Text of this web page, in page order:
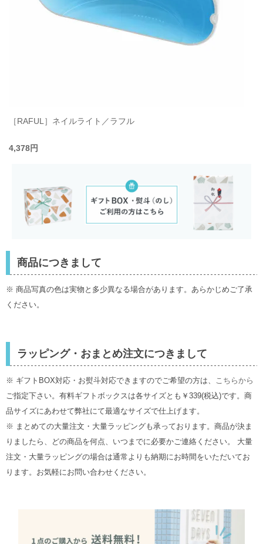
［RAFUL］ネイルライト／ラフル
4,378円
商品につきまして
※ 商品写真の色は実物と多少異なる場合があります。あらかじめご了承
ください。
ラッピング・おまとめ注文につきまして
※ ギフトBOX対応・お熨斗対応できますのでご希望の方は、 こちらから
ご指定下さい。有料ギフトボックスは各サイズとも￥339(税込)です。商
品サイズにあわせて弊社にて最適なサイズで仕上げます。
※ まとめての大量注文・大量ラッピングも承っております。商品が決ま
りましたら、どの商品を何点、いつまでに必要かご連絡ください。 大量
注文・大量ラッピングの場合は通常よりも納期にお時間をいただいてお
ります。お気軽にお問い合わせください。